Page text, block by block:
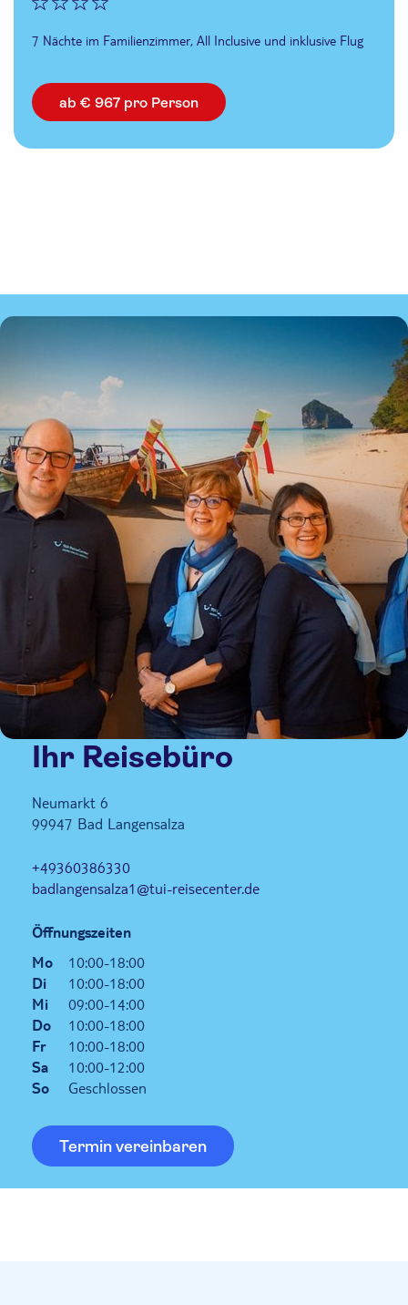
7 Nächte im Familienzimmer, All Inclusive und inklusive Flug
ab € 967 pro Person
Ihr Reisebüro
Neumarkt 6
99947 Bad Langensalza
+49360386330
badlangensalza1@tui-reisecenter.de
Öffnungszeiten
Mo
10:00-18:00
Di
10:00-18:00
Mi
09:00-14:00
Do
10:00-18:00
Fr
10:00-18:00
Sa
10:00-12:00
So
Geschlossen
Termin vereinbaren